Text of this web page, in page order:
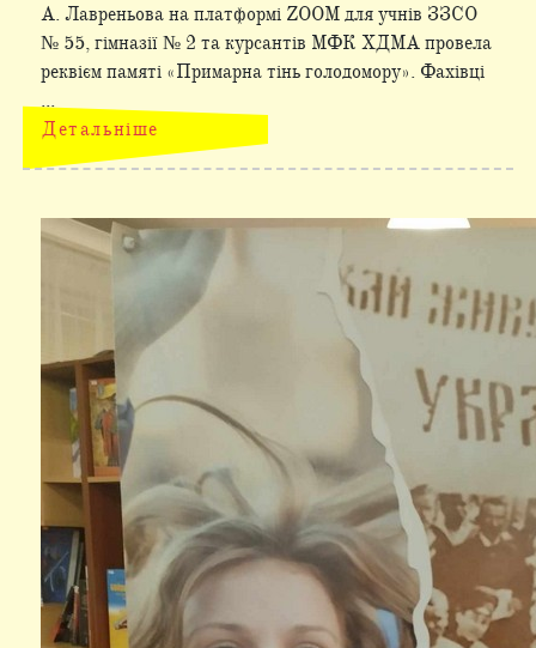
А. Лавреньова на платформі ZOOM для учнів ЗЗСО
№ 55, гімназії № 2 та курсантів МФК ХДМА провела
реквієм памяті «Примарна тінь голодомору». Фахівці
...
Детальніше